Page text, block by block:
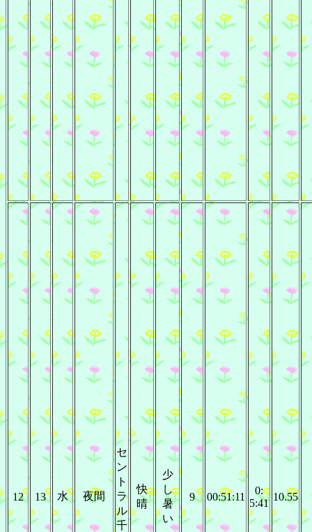
12 13 水 夜間
セ
ン
ト
ラ
ル
千
快
晴
少
し
暑
い
9 00:51:11
0:
5:41
10.55